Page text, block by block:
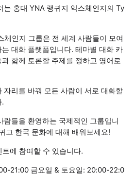
는 홍대 YNA 랭귀지 익스체인지의 Ty
체인지 그룹은 전 세계 사람들이 모여
대화 플랫폼입니다. 테마별 대화 카
함께 토론할 주제를 정하고 영어로
자리를 바꿔 모든 사람이 서로 대화할
람들을 환영하는 국제적인 그룹입니
고 한국 문화에 대해 배워보세요!
에 참여할 수 있습니다.
21:00 금요일 & 토요일: 20:00-22:0